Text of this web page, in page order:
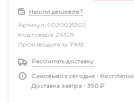
Нашли дешевле?
Артикул: 0020025302
Код товара: 24309
Производитель: FIME
Рассчитать доставку
Самовывоз сегодня - бесплатно
Доставка завтра - 390 ₽